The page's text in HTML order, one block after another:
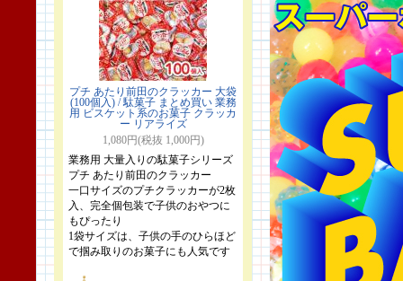
プチ あたり前田のクラッカー 大袋
(100個入) / 駄菓子 まとめ買い 業務
用 ビスケット系のお菓子 クラッカ
ー リアライズ
1,080円(税抜 1,000円)
業務用 大量入りの駄菓子シリーズ
プチ あたり前田のクラッカー
一口サイズのプチクラッカーが2枚
入、完全個包装で子供のおやつに
もぴったり
1袋サイズは、子供の手のひらほど
で掴み取りのお菓子にも人気です